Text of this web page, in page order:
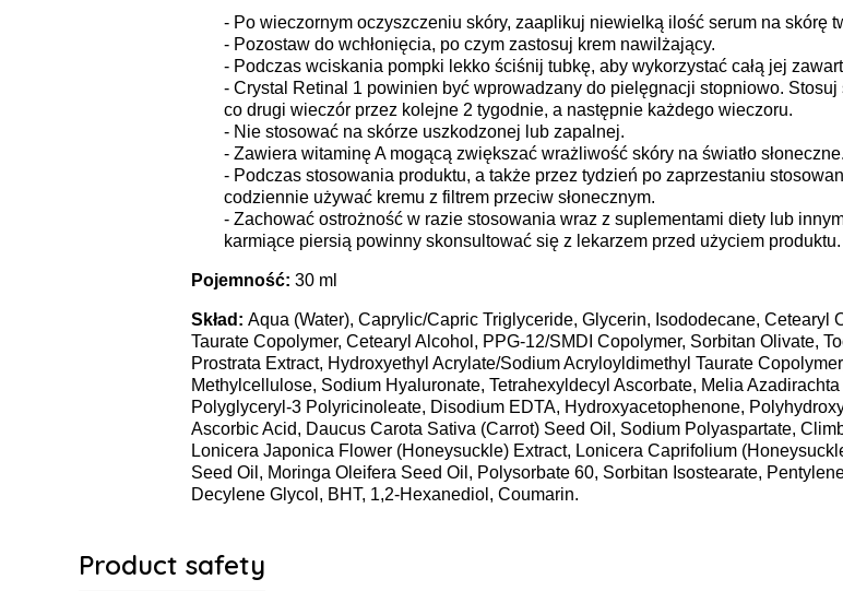
- Po wieczornym oczyszczeniu skóry, zaaplikuj niewielką ilość serum na skórę
- Pozostaw do wchłonięcia, po czym zastosuj krem nawilżający.
- Podczas wciskania pompki lekko ściśnij tubkę, aby wykorzystać całą jej
- Crystal Retinal 1 powinien być wprowadzany do pielęgnacji stopniowo.
co drugi wieczór przez kolejne 2 tygodnie, a następnie każdego wieczoru.
- Nie stosować na skórze uszkodzonej lub zapalnej.
- Zawiera witaminę A mogącą zwiększać wrażliwość skóry na światło słoneczne.
- Podczas stosowania produktu, a także przez tydzień po zaprzestaniu
codziennie używać kremu z filtrem przeciw słonecznym.
- Zachować ostrożność w razie stosowania wraz z suplementami diety lub
karmiące piersią powinny skonsultować się z lekarzem przed użyciem produktu.
Pojemność: 30 ml
Skład: Aqua (Water), Caprylic/Capric Triglyceride, Glycerin, Isododecane, Cetearyl
Taurate Copolymer, Cetearyl Alcohol, PPG-12/SMDI Copolymer, Sorbitan Olivate,
Prostrata Extract, Hydroxyethyl Acrylate/Sodium Acryloyldimethyl Taurate
Methylcellulose, Sodium Hyaluronate, Tetrahexyldecyl Ascorbate, Melia
Polyglyceryl-3 Polyricinoleate, Disodium EDTA, Hydroxyacetophenone,
Ascorbic Acid, Daucus Carota Sativa (Carrot) Seed Oil, Sodium Polyaspartate,
Lonicera Japonica Flower (Honeysuckle) Extract, Lonicera Caprifolium
Seed Oil, Moringa Oleifera Seed Oil, Polysorbate 60, Sorbitan Isostearate,
Decylene Glycol, BHT, 1,2-Hexanediol, Coumarin.
Product safety